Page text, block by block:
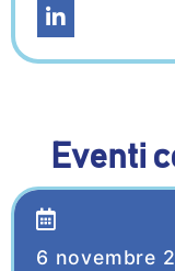
Eventi
6 novembre